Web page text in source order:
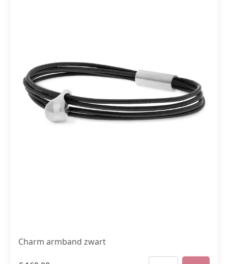
Charm armband zwart